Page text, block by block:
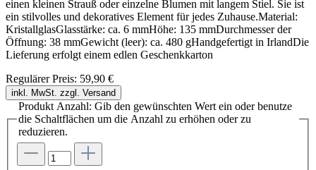
einen kleinen Strauß oder einzelne Blumen mit langem Stiel. Sie ist
ein stilvolles und dekoratives Element für jedes Zuhause.Material:
KristallglasGlasstärke: ca. 6 mmHöhe: 135 mmDurchmesser der
Öffnung: 38 mmGewicht (leer): ca. 480 gHandgefertigt in IrlandDie
Lieferung erfolgt einem edlen Geschenkkarton
Regulärer Preis: 59,90 €
inkl. MwSt. zzgl. Versand
Produkt Anzahl: Gib den gewünschten Wert ein oder benutze
die Schaltflächen um die Anzahl zu erhöhen oder zu
reduzieren.